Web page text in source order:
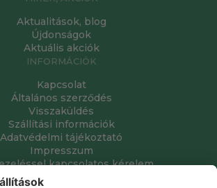
Aktualitások, blog
Újdonságok
Aktuális akciók
INFORMÁCIÓK
Kapcsolat
Általános szerződés
Visszaküldés
Szállítási információk
Adatvédelmi tájékoztató
Impresszum
kapcsolatos kérelem